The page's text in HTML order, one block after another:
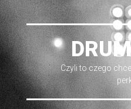
Czyli to czego